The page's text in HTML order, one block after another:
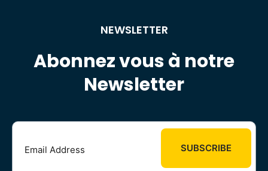
NEWSLETTER
Abonnez vous à notre
Newsletter